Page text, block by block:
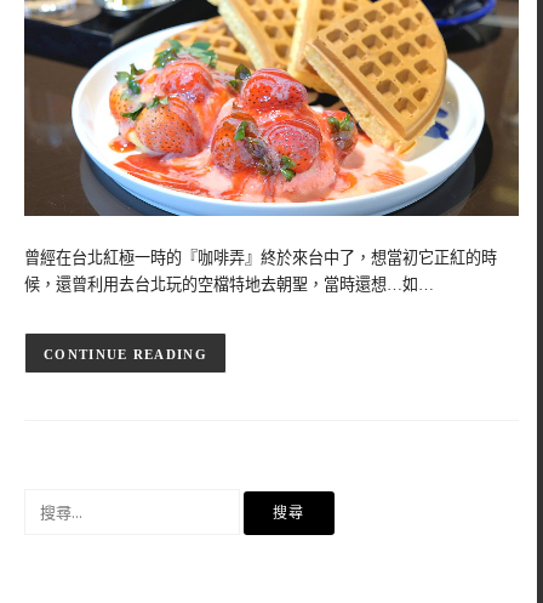
曾經在台北紅極一時的『咖啡弄』終於來台中了，想當初它正紅的時
候，還曾利用去台北玩的空檔特地去朝聖，當時還想…如…
CONTINUE READING